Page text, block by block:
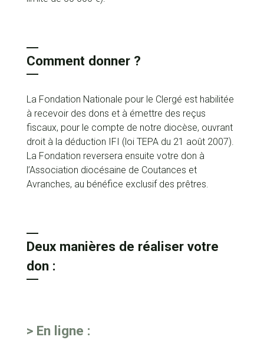
Comment donner ?
La Fondation Nationale pour le Clergé est habilitée
à recevoir des dons et à émettre des reçus
fiscaux, pour le compte de notre diocèse, ouvrant
droit à la déduction IFI (loi TEPA du 21 août 2007).
La Fondation reversera ensuite votre don à
l’Association diocésaine de Coutances et
Avranches, au bénéfice exclusif des prêtres.
Deux manières de réaliser votre
don :
> En ligne :